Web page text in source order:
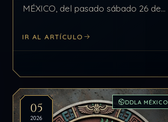
MÉXICO, del pasado sábado 26 de
Tema: Alma y Espíritu. Punto #1 de 4:
IR AL ARTÍCULO
05
2026
DDLA MÉXICO